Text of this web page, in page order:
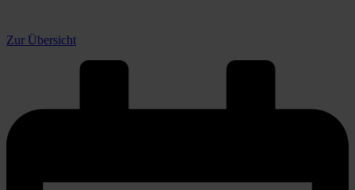
Zur Übersicht